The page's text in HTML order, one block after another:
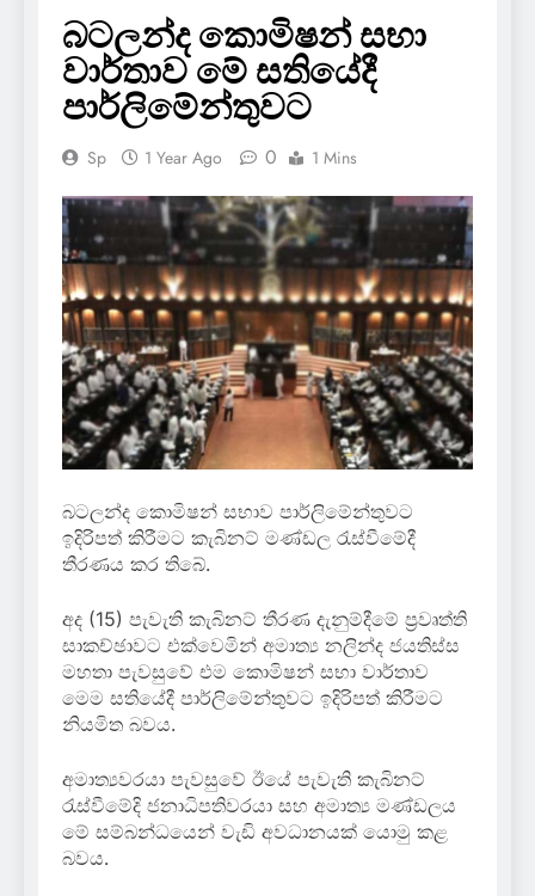
බටලන්ද කොමිෂන් සභා
වාර්තාව මේ සතියේදී
පාර්ලිමේන්තුවට
Sp 1 Year Ago 0 1 Mins
බටලන්ද කොමිෂන් සභාව පාර්ලිමේන්තුවට
ඉදිරිපත් කිරීමට කැබිනට් මණ්ඩල රැස්වීමේදී
තීරණය කර තිබේ.
අද (15) පැවැති කැබිනට් තීරණ දැනුම්දීමේ ප්‍රවෘත්ති
සාකච්ඡාවට එක්වෙමින් අමාත්‍ය නලින්ද ජයතිස්ස
මහතා පැවසුවේ එම කොමිෂන් සභා වාර්තාව
මෙම සතියේදී පාර්ලිමේන්තුවට ඉදිරිපත් කිරීමට
නියමිත බවය.
අමාත්‍යවරයා පැවසුවේ ඊයේ පැවැති කැබිනට්
රැස්වීමේදි ජනාධිපතිවරයා සහ අමාත්‍ය මණ්ඩලය
මේ සම්බන්ධයෙන් වැඩි අවධානයක් යොමු කළ
බවය.